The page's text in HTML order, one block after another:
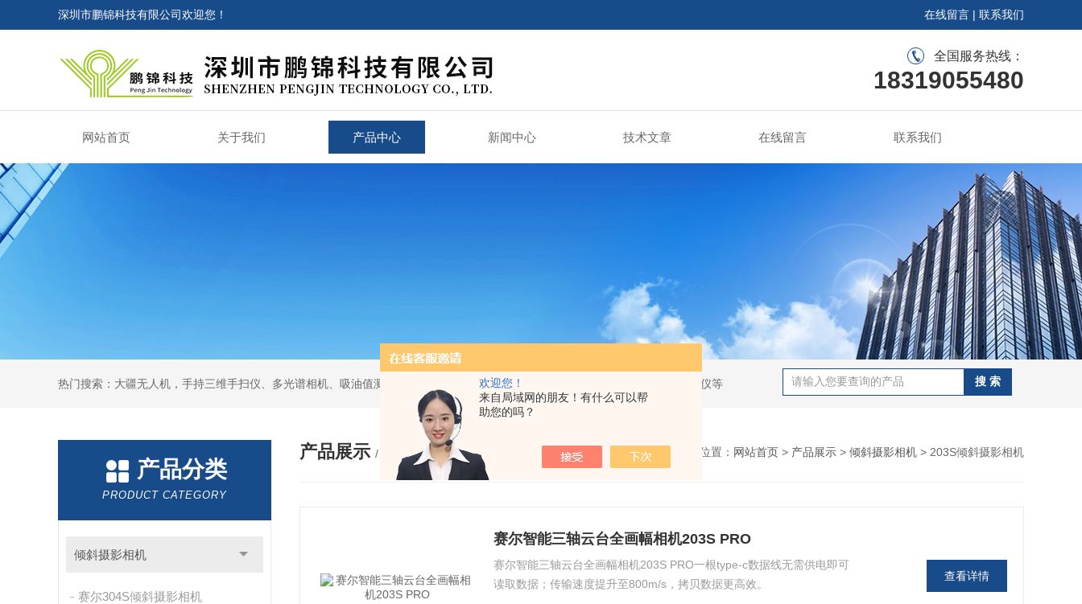
欢迎您！
来自局域网的朋友！有什么可以帮
助您的吗？
深圳市鹏锦科技有限公司欢迎您！ 在线留言 | 联系我们
全国服务热线：
18319055480
网站首页 关于我们 产品中心 新闻中心 技术文章 在线留言 联系我们
热门搜索：大疆无人机，手持三维手扫仪、多光谱相机、吸油值测试仪，求积仪，气象产品，管线探测仪，全站仪，经纬仪，水准仪等
产品分类
PRODUCT CATEGORY
倾斜摄影相机
赛尔304S倾斜摄影相机
产品展示 / PRODUCTS 您的位置： 网站首页 > 产品展示 > 倾斜摄影相机 > 203S倾斜摄影相机
赛尔智能三轴云台全画幅相机203S PRO
赛尔智能三轴云台全画幅相机203S PRO一根type-c数据线无需供电即可
读取数据；传输速度提升至800m/s，拷贝数据更高效。
查看详情